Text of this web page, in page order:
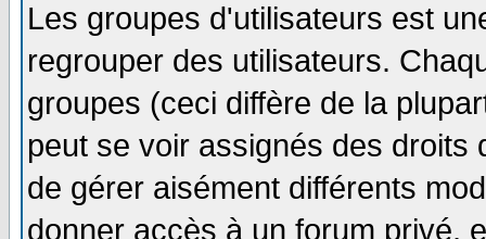
Les groupes d'utilisateurs est
regrouper des utilisateurs.
groupes (ceci diffère de la
peut se voir assignés des
de gérer aisément différents
donner accès à un forum privé,